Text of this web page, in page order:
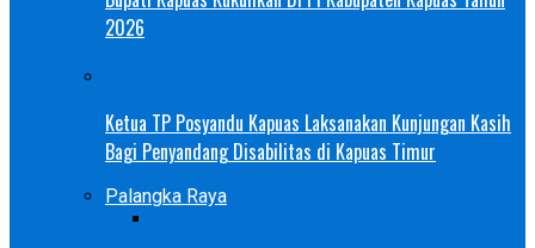
2026
Ketua TP Posyandu Kapuas Laksanakan Kunjungan Kasih
Bagi Penyandang Disabilitas di Kapuas Timur
Palangka Raya